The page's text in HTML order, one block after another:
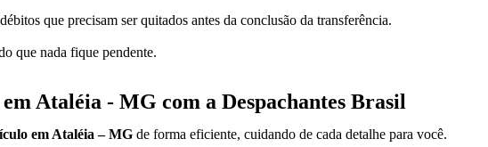
que precisam ser quitados antes da conclusão da transferência.
que nada fique pendente.
Ataléia - MG com a Despachantes Brasil
em Ataléia – MG de forma eficiente, cuidando de cada detalhe para você.